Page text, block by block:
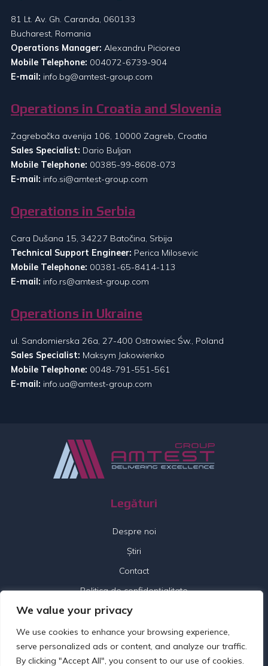
We value your privacy
We use cookies to enhance your browsing experience,
serve personalized ads or content, and analyze our traffic.
By clicking "Accept All", you consent to our use of cookies.
81 Lt. Av. Gh. Caranda, 060133
Bucharest, Romania
Operations Manager: Alexandru Piciorea
Mobile Telephone: 004072-6739-904
E-mail: info.bg@amtest-group.com
Operations in Croatia and Slovenia
Zagrebačka avenija 106, 10000 Zagreb, Croatia
Sales Specialist: Dario Buljan
Mobile Telephone: 00385-99-8608-073
E-mail: info.si@amtest-group.com
Operations in Serbia
Cara Dušana 15, 34227 Batočina, Srbija
Technical Support Engineer: Perica Milosevic
Mobile Telephone: 00381-65-8414-113
E-mail: info.rs@amtest-group.com
Operations in Ukraine
ul. Sandomierska 26a, 27-400 Ostrowiec Św., Poland
Sales Specialist: Maksym Jakowienko
Mobile Telephone: 0048-791-551-561
E-mail: info.ua@amtest-group.com
Legături
Despre noi
Știri
Contact
Politica de confidențialitate